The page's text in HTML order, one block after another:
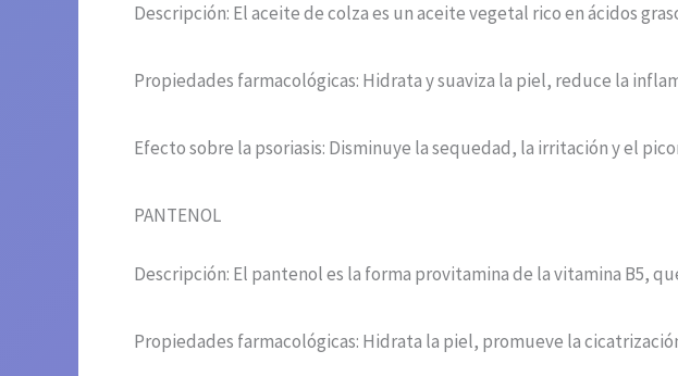
Descripción: El aceite de colza es un aceite vegetal rico en ácidos
Propiedades farmacológicas: Hidrata y suaviza la piel, reduce la
Efecto sobre la psoriasis: Disminuye la sequedad, la irritación y el
PANTENOL
Descripción: El pantenol es la forma provitamina de la vitamina B5,
Propiedades farmacológicas: Hidrata la piel, promueve la